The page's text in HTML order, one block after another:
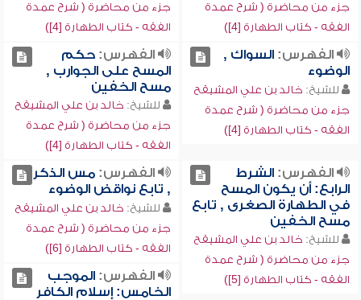
جزء من محاضرة ( شرح عمدة
الفقه - كتاب الطهارة [4])
جزء من محاضرة ( شرح عمدة
الفقه - كتاب الطهارة [4])
الفهرس:السواك ,
الوضوء
للشيخ: خالد بن علي المشيقح
جزء من محاضرة ( شرح عمدة
الفقه - كتاب الطهارة [4])
الفهرس:حكم
المسح على الجوارب ,
مسح الخفين
للشيخ: خالد بن علي المشيقح
جزء من محاضرة ( شرح عمدة
الفقه - كتاب الطهارة [4])
الفهرس:الشرط
الرابع: أن يكون المسح
في الطهارة الصغرى , تابع
مسح الخفين
للشيخ: خالد بن علي المشيقح
جزء من محاضرة ( شرح عمدة
الفقه - كتاب الطهارة [5])
الفهرس:مس الذكر
, تابع نواقض الوضوء
للشيخ: خالد بن علي المشيقح
جزء من محاضرة ( شرح عمدة
الفقه - كتاب الطهارة [6])
الفهرس:الموجب
الخامس: إسلام الكافر